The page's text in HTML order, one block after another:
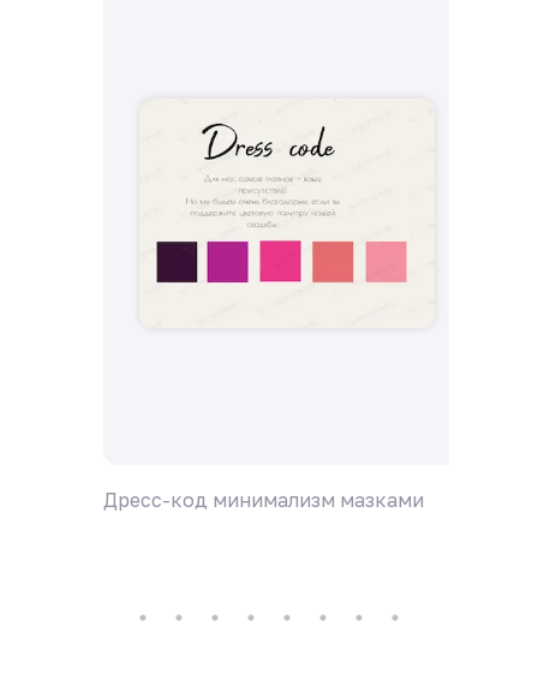
Дресс-код минимализм мазками